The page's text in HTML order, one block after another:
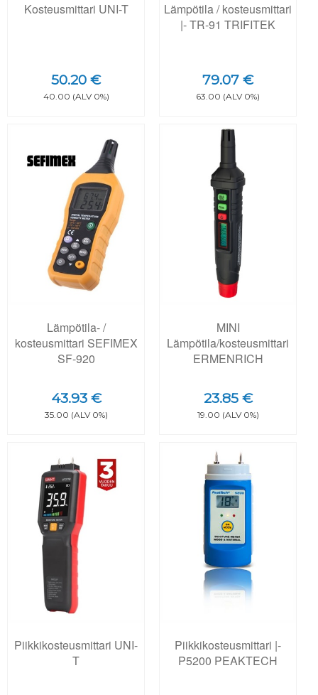
Kosteusmittari UNI-T
50.20 €
40.00 (ALV 0%)
Lämpötila / kosteusmittari
|- TR-91 TRIFITEK
79.07 €
63.00 (ALV 0%)
Lämpötila- /
kosteusmittari SEFIMEX
SF-920
43.93 €
35.00 (ALV 0%)
MINI
Lämpötila/kosteusmittari
ERMENRICH
23.85 €
19.00 (ALV 0%)
Piikkikosteusmittari UNI-
T
Piikkikosteusmittari |-
P5200 PEAKTECH